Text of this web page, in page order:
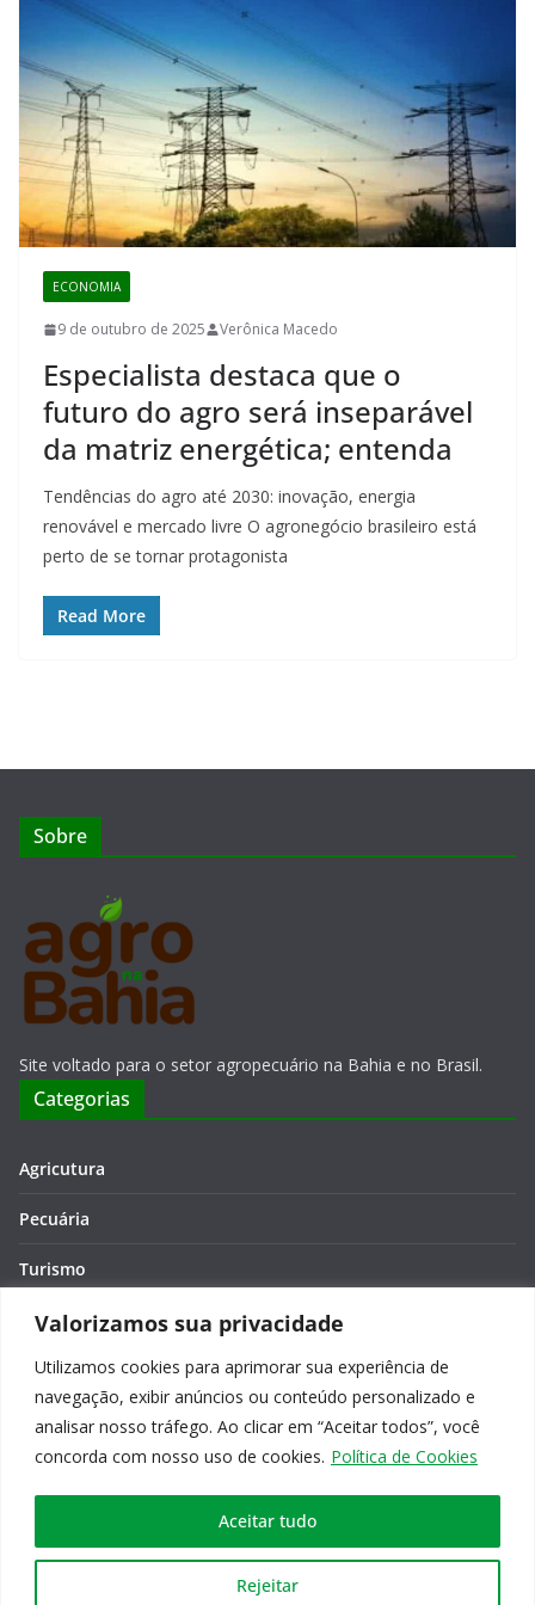
Valorizamos sua privacidade
Utilizamos cookies para aprimorar sua experiência de
navegação, exibir anúncios ou conteúdo personalizado e
analisar nosso tráfego. Ao clicar em “Aceitar todos”, você
concorda com nosso uso de cookies. Política de Cookies
Rejeitar
Aceitar tudo
ECONOMIA
9 de outubro de 2025 Verônica Macedo
Especialista destaca que o
futuro do agro será inseparável
da matriz energética; entenda
Tendências do agro até 2030: inovação, energia
renovável e mercado livre O agronegócio brasileiro está
perto de se tornar protagonista
Read More
Sobre
Site voltado para o setor agropecuário na Bahia e no Brasil.
Categorias
Agricutura
Pecuária
Turismo
Economia
Meio Ambiente
Editora: Verônica Macêdo
Copyright © 2026Agro na Bahia. Todos os direitos reservados.
por ThemeGrill. Powered by